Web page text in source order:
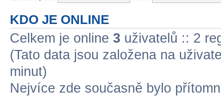
KDO JE ONLINE
Celkem je online 3 uživatelů :: 2
(Tato data jsou založena na
minut)
Nejvíce zde současně bylo